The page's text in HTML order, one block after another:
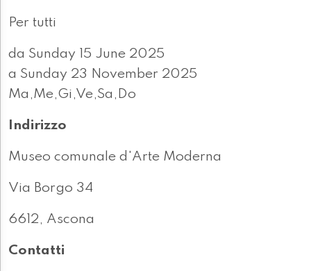
Per tutti
da Sunday 15 June 2025
a Sunday 23 November 2025
Ma,Me,Gi,Ve,Sa,Do
Indirizzo
Museo comunale d'Arte Moderna
Via Borgo 34
6612, Ascona
Contatti